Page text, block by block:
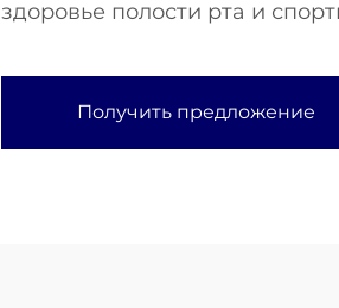
здоровье полости рта и
Получить предложение